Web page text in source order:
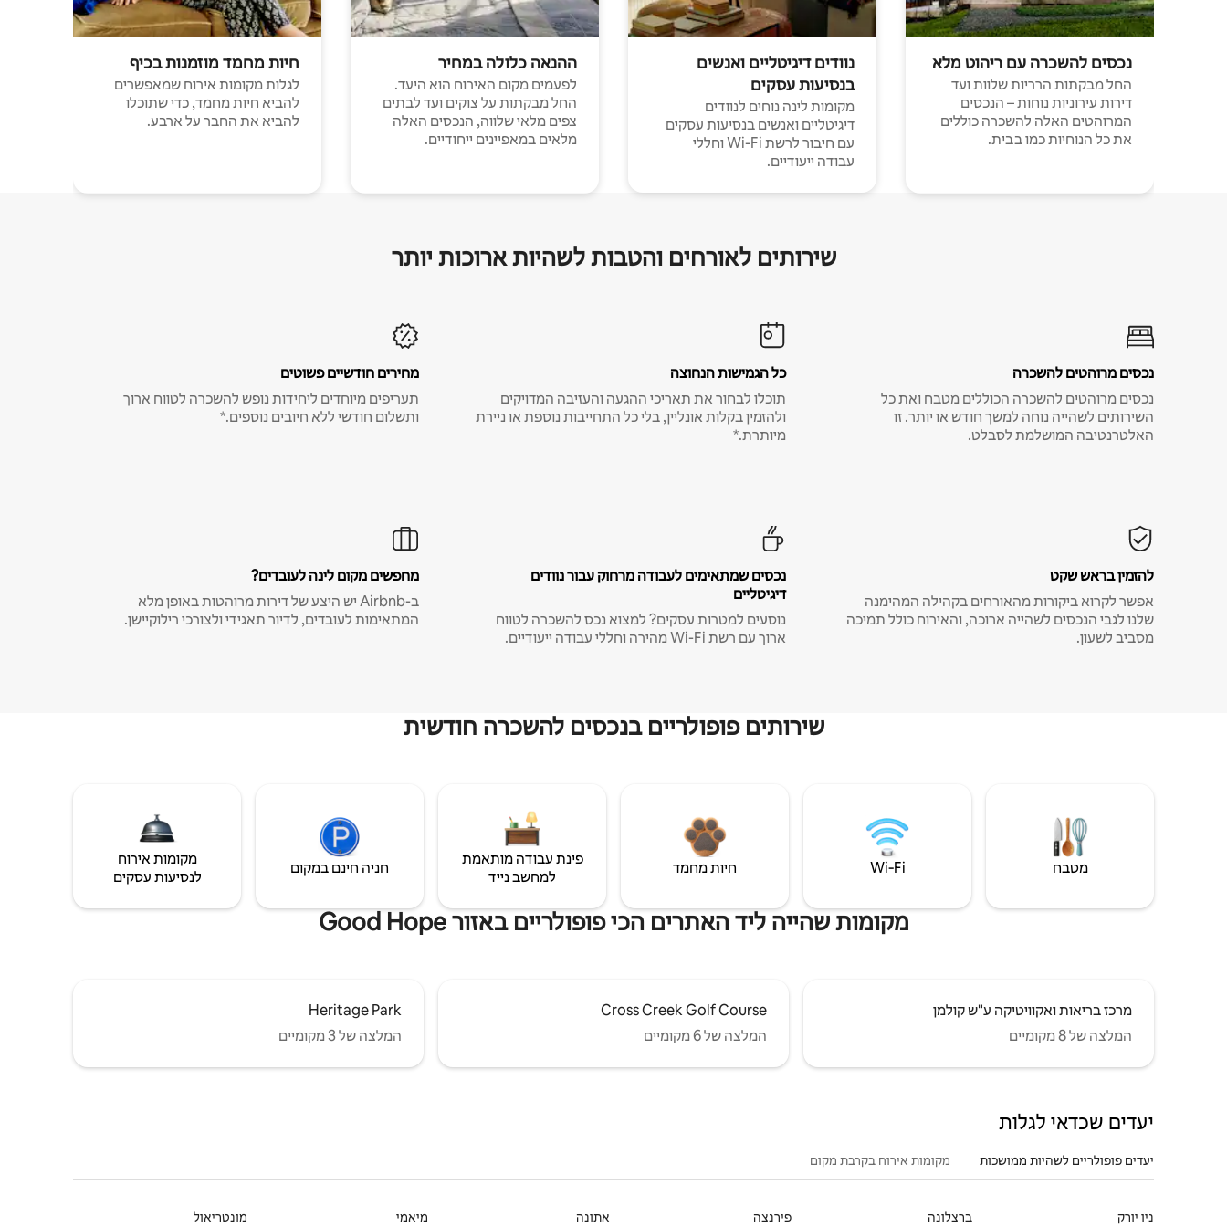
נכסים להשכרה עם ריהוט מלא
החל מבקתות הרריות שלוות ועד
דירות עירוניות נוחות – הנכסים
המרוהטים האלה להשכרה כוללים
את כל הנוחיות כמו בבית.
נוודים דיגיטליים ואנשים
בנסיעות עסקים
מקומות לינה נוחים לנוודים
דיגיטליים ואנשים בנסיעות עסקים
עם חיבור לרשת Wi-Fi וחללי
עבודה ייעודיים.
ההנאה כלולה במחיר
לפעמים מקום האירוח הוא היעד.
החל מבקתות על צוקים ועד לבתים
צפים מלאי שלווה, הנכסים האלה
מלאים במאפיינים ייחודיים.
חיות מחמד מוזמנות בכיף
לגלות מקומות אירוח שמאפשרים
להביא חיות מחמד, כדי שתוכלו
להביא את החבר על ארבע.
שירותים לאורחים והטבות לשהיות ארוכות יותר
נכסים מרוהטים להשכרה
נכסים מרוהטים להשכרה הכוללים מטבח ואת כל
השירותים לשהייה נוחה למשך חודש או יותר. זו
האלטרנטיבה המושלמת לסבלט.
כל הגמישות הנחוצה
תוכלו לבחור את תאריכי ההגעה והעזיבה המדויקים
ולהזמין בקלות אונליין, בלי כל התחייבות נוספת או ניירת
מיותרת.*
מחירים חודשיים פשוטים
תעריפים מיוחדים ליחידות נופש להשכרה לטווח ארוך
ותשלום חודשי ללא חיובים נוספים.*
להזמין בראש שקט
אפשר לקרוא ביקורות מהאורחים בקהילה המהימנה
שלנו לגבי הנכסים לשהייה ארוכה, והאירוח כולל תמיכה
מסביב לשעון.
נכסים שמתאימים לעבודה מרחוק עבור נוודים
דיגיטליים
נוסעים למטרות עסקים? למצוא נכס להשכרה לטווח
ארוך עם רשת Wi-Fi מהירה וחללי עבודה ייעודיים.
מחפשים מקום לינה לעובדים?
ב-Airbnb יש היצע של דירות מרוהטות באופן מלא
המתאימות לעובדים, לדיור תאגידי ולצורכי רילוקיישן.
שירותים פופולריים בנכסים להשכרה חודשית
מטבח Wi‑Fi חיות מחמד
פינת עבודה מותאמת
למחשב נייד
חניה חינם במקום
מקומות אירוח
לנסיעות עסקים
מקומות שהייה ליד האתרים הכי פופולריים באזור Good Hope
מרכז בריאות ואקוויטיקה ע"ש קולמן
המלצה של 8 מקומיים
Cross Creek Golf Course
המלצה של 6 מקומיים
Heritage Park
המלצה של 3 מקומיים
יעדים שכדאי לגלות
יעדים פופולריים לשהיות ממושכות מקומות אירוח בקרבת מקום
ניו יורק
ברצלונה
פירנצה
אתונה
מיאמי
מונטריאול